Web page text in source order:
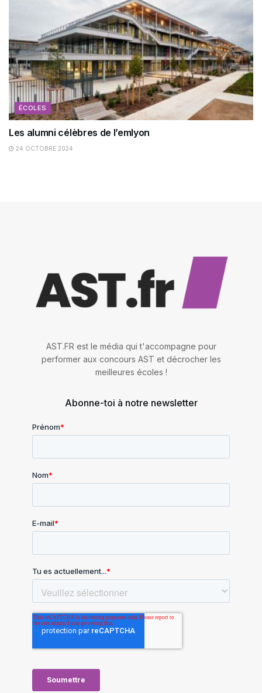
ÉCOLES
Les alumni célèbres de l’emlyon
24 OCTOBRE 2024
AST.FR est le média qui t'accompagne pour
performer aux concours AST et décrocher les
meilleures écoles !
Abonne-toi à notre newsletter